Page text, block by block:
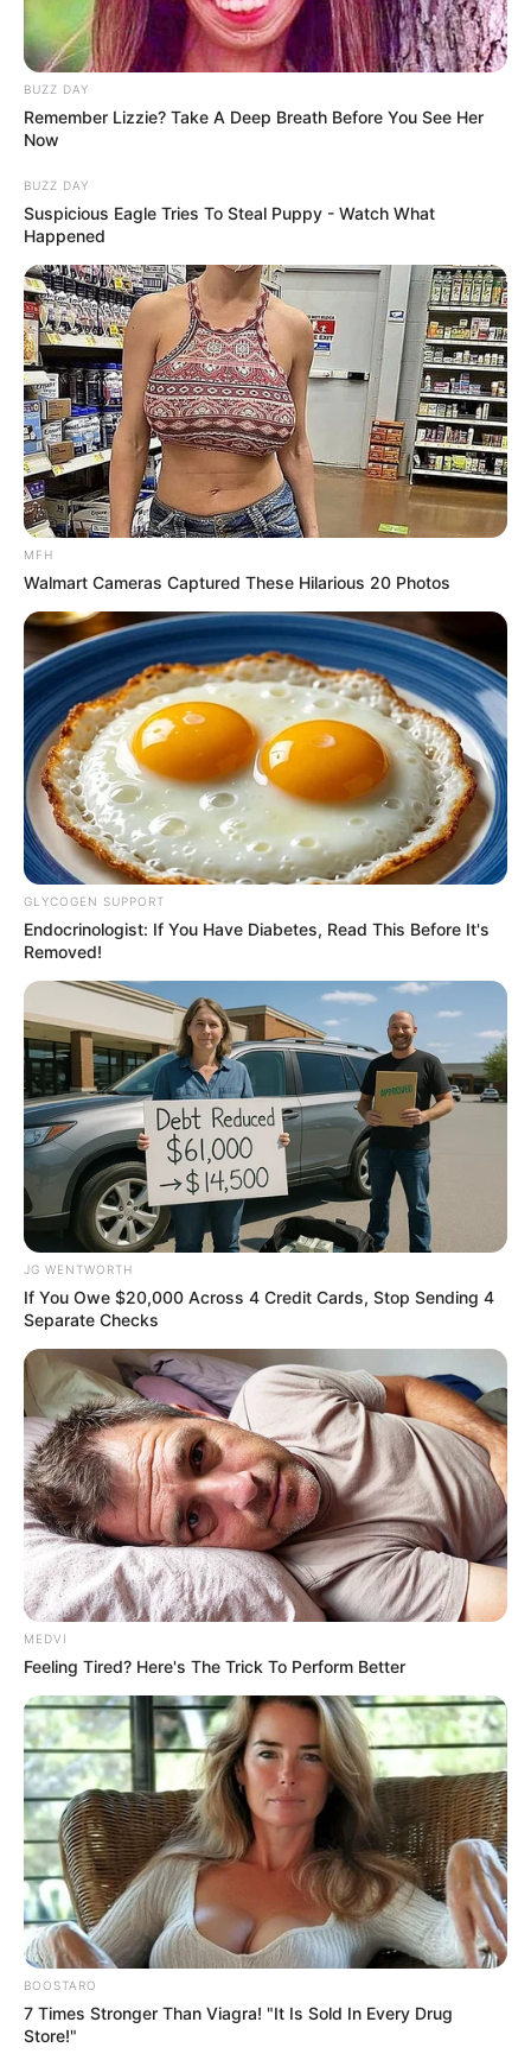
The Massive Snake That's Redefining 'Giant'—Bigger
Than Anacondas
BRAINBERRIES
The Truth Will Finally Set Gina Carano Free
BRAINBERRIES
Top 10 Pop Divas (She's Not Number 1)
BRAINBERRIES
Neuropathy Has Been Linked To A Common Habit.
Do You Do It?
NERVE FLOW
Owe $20k+ Across Multiple Bills? The 2-Minute
Calculator Clearing Balances
JG WENTWORTH
BUZZ DAY
Remember Lizzie? Take A Deep Breath Before You See Her
Now
BUZZ DAY
Suspicious Eagle Tries To Steal Puppy - Watch What
Happened
MFH
Walmart Cameras Captured These Hilarious 20 Photos
GLYCOGEN SUPPORT
Endocrinologist: If You Have Diabetes, Read This Before It's
Removed!
JG WENTWORTH
If You Owe $20,000 Across 4 Credit Cards, Stop Sending 4
Separate Checks
MEDVI
Feeling Tired? Here's The Trick To Perform Better
BOOSTARO
7 Times Stronger Than Viagra! "It Is Sold In Every Drug
Store!"